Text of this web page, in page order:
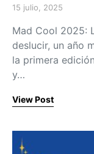
Posted on
15 julio, 2025
Mad Cool 2025:
deslucir, un año
la primera
y…
View Post